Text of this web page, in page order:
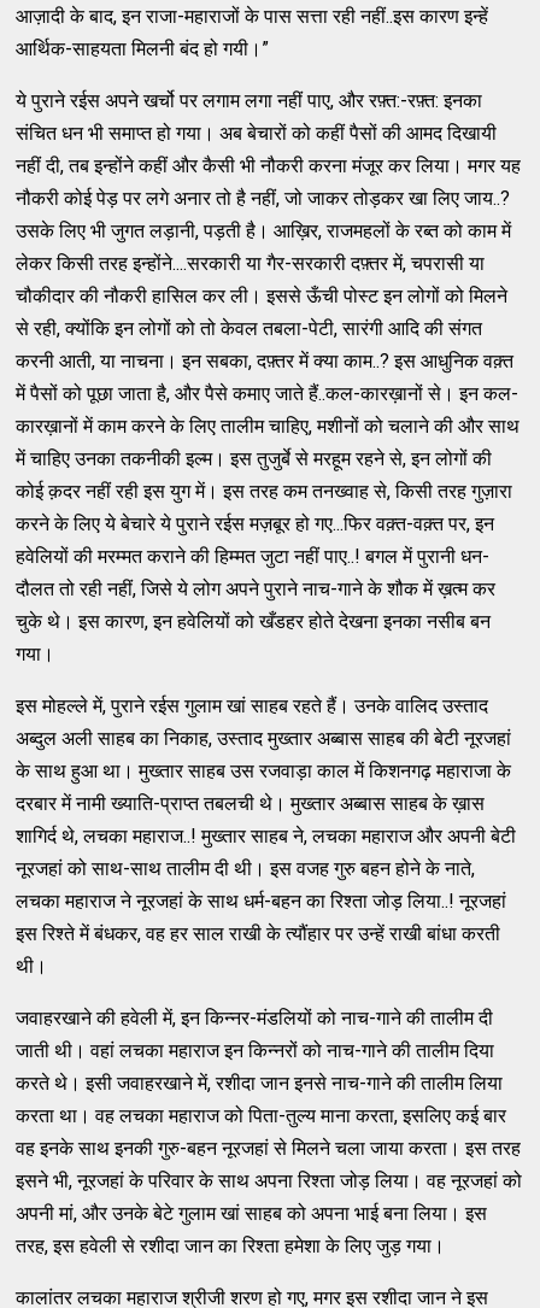
आज़ादी के बाद, इन राजा-महाराजों के पास सत्ता रही नहीं..इस कारण इन्हें
आर्थिक-साहयता मिलनी बंद हो गयी।”
ये पुराने रईस अपने खर्चो पर लगाम लगा नहीं पाए, और रफ़्त:-रफ़्त: इनका
संचित धन भी समाप्त हो गया। अब बेचारों को कहीं पैसों की आमद दिखायी
नहीं दी, तब इन्होंने कहीं और कैसी भी नौकरी करना मंजूर कर लिया। मगर यह
नौकरी कोई पेड़ पर लगे अनार तो है नहीं, जो जाकर तोड़कर खा लिए जाय..?
उसके लिए भी जुगत लड़ानी, पड़ती है। आख़िर, राजमहलों के रब्त को काम में
लेकर किसी तरह इन्होंने....सरकारी या गैर-सरकारी दफ़्तर में, चपरासी या
चौकीदार की नौकरी हासिल कर ली। इससे ऊँची पोस्ट इन लोगों को मिलने
से रही, क्योंकि इन लोगों को तो केवल तबला-पेटी, सारंगी आदि की संगत
करनी आती, या नाचना। इन सबका, दफ़्तर में क्या काम..? इस आधुनिक वक़्त
में पैसों को पूछा जाता है, और पैसे कमाए जाते हैं..कल-कारख़ानों से। इन कल-
कारख़ानों में काम करने के लिए तालीम चाहिए, मशीनों को चलाने की और साथ
में चाहिए उनका तकनीकी इल्म। इस तुजुर्बे से मरहूम रहने से, इन लोगों की
कोई क़दर नहीं रही इस युग में। इस तरह कम तनख्वाह से, किसी तरह गुज़ारा
करने के लिए ये बेचारे ये पुराने रईस मज़बूर हो गए...फिर वक़्त-वक़्त पर, इन
हवेलियों की मरम्मत कराने की हिम्मत जुटा नहीं पाए..! बगल में पुरानी धन-
दौलत तो रही नहीं, जिसे ये लोग अपने पुराने नाच-गाने के शौक में ख़त्म कर
चुके थे। इस कारण, इन हवेलियों को खँडहर होते देखना इनका नसीब बन
गया।
इस मोहल्ले में, पुराने रईस गुलाम खां साहब रहते हैं। उनके वालिद उस्ताद
अब्दुल अली साहब का निकाह, उस्ताद मुख्तार अब्बास साहब की बेटी नूरजहां
के साथ हुआ था। मुख्तार साहब उस रजवाड़ा काल में किशनगढ़ महाराजा के
दरबार में नामी ख्याति-प्राप्त तबलची थे। मुख्तार अब्बास साहब के ख़ास
शागिर्द थे, लचका महाराज..! मुख्तार साहब ने, लचका महाराज और अपनी बेटी
नूरजहां को साथ-साथ तालीम दी थी। इस वजह गुरु बहन होने के नाते,
लचका महाराज ने नूरजहां के साथ धर्म-बहन का रिश्ता जोड़ लिया..! नूरजहां
इस रिश्ते में बंधकर, वह हर साल राखी के त्यौंहार पर उन्हें राखी बांधा करती
थी।
जवाहरखाने की हवेली में, इन किन्नर-मंडलियों को नाच-गाने की तालीम दी
जाती थी। वहां लचका महाराज इन किन्नरों को नाच-गाने की तालीम दिया
करते थे। इसी जवाहरखाने में, रशीदा जान इनसे नाच-गाने की तालीम लिया
करता था। वह लचका महाराज को पिता-तुल्य माना करता, इसलिए कई बार
वह इनके साथ इनकी गुरु-बहन नूरजहां से मिलने चला जाया करता। इस तरह
इसने भी, नूरजहां के परिवार के साथ अपना रिश्ता जोड़ लिया। वह नूरजहां को
अपनी मां, और उनके बेटे गुलाम खां साहब को अपना भाई बना लिया। इस
तरह, इस हवेली से रशीदा जान का रिश्ता हमेशा के लिए जुड़ गया।
कालांतर लचका महाराज श्रीजी शरण हो गए, मगर इस रशीदा जान ने इस